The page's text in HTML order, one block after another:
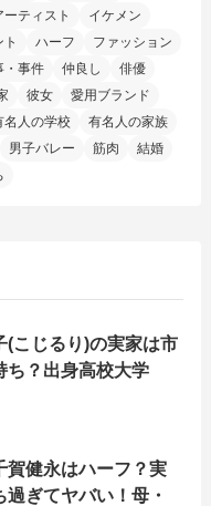
ーティスト
イケメン
ハーフ
ファッション
・事件 仲良し
俳優
彼女
愛用ブランド
名人の学校
有名人の家族
男子バレー 筋肉
結婚
(こじるり)の実家は市
ち？出身高校大学
賀健永はハーフ？実
過ぎてヤバい！母・